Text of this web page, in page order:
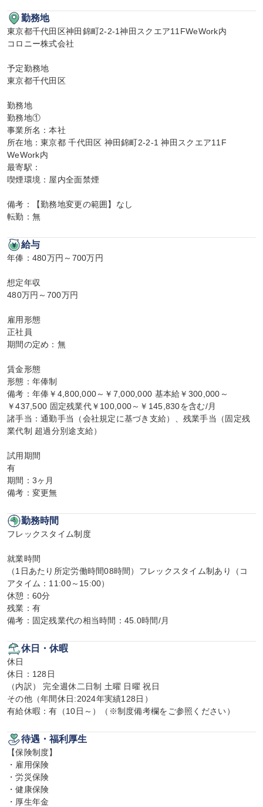
勤務地
東京都千代田区神田錦町2-2-1神田スクエア11FWeWork内
コロニー株式会社
予定勤務地
東京都千代田区
勤務地
勤務地①
事業所名：本社
所在地：東京都 千代田区 神田錦町2-2-1 神田スクエア11F
WeWork内
最寄駅：
喫煙環境：屋内全面禁煙
備考：【勤務地変更の範囲】なし
転勤：無
給与
年俸：480万円～700万円
想定年収
480万円～700万円
雇用形態
正社員
期間の定め：無
賃金形態
形態：年俸制
備考：年俸￥4,800,000～￥7,000,000 基本給￥300,000～
￥437,500 固定残業代￥100,000～￥145,830を含む/月
諸手当：通勤手当（会社規定に基づき支給）、残業手当（固定残
業代制 超過分別途支給）
試用期間
有
期間：3ヶ月
備考：変更無
勤務時間
フレックスタイム制度
就業時間
（1日あたり所定労働時間08時間）フレックスタイム制あり（コ
アタイム：11:00～15:00）
休憩：60分
残業：有
備考：固定残業代の相当時間：45.0時間/月
休日・休暇
休日
休日：128日
（内訳） 完全週休二日制 土曜 日曜 祝日
その他（年間休日:2024年実績128日）
有給休暇：有（10日～）（※制度備考欄をご参照ください）
待遇・福利厚生
【保険制度】
・雇用保険
・労災保険
・健康保険
・厚生年金